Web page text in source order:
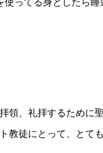
領、礼拝するために聖
教徒にとって、とても